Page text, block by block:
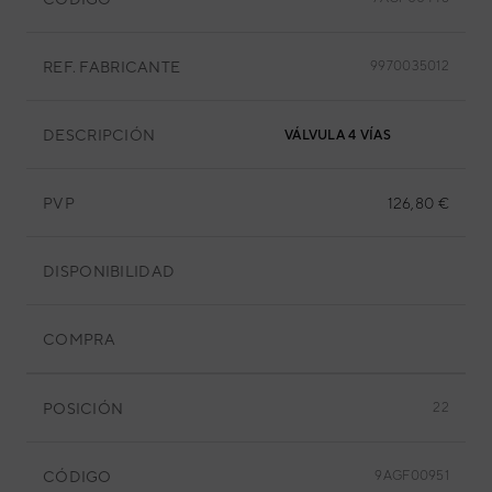
REF. FABRICANTE 9970035012
DESCRIPCIÓN VÁLVULA 4 VÍAS
PVP 126,80 €
DISPONIBILIDAD
COMPRA
POSICIÓN 22
CÓDIGO 9AGF00951